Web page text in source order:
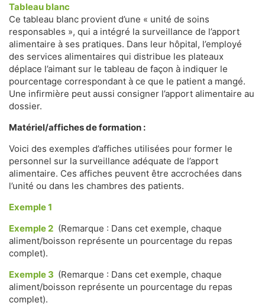
Tableau blanc
Ce tableau blanc provient d’une « unité de soins
responsables », qui a intégré la surveillance de l’apport
alimentaire à ses pratiques. Dans leur hôpital, l’employé
des services alimentaires qui distribue les plateaux
déplace l’aimant sur le tableau de façon à indiquer le
pourcentage correspondant à ce que le patient a mangé.
Une infirmière peut aussi consigner l’apport alimentaire au
dossier.
Matériel/affiches de formation :
Voici des exemples d’affiches utilisées pour former le
personnel sur la surveillance adéquate de l’apport
alimentaire. Ces affiches peuvent être accrochées dans
l’unité ou dans les chambres des patients.
Exemple 1
Exemple 2 (Remarque : Dans cet exemple, chaque
aliment/boisson représente un pourcentage du repas
complet).
Exemple 3 (Remarque : Dans cet exemple, chaque
aliment/boisson représente un pourcentage du repas
complet).